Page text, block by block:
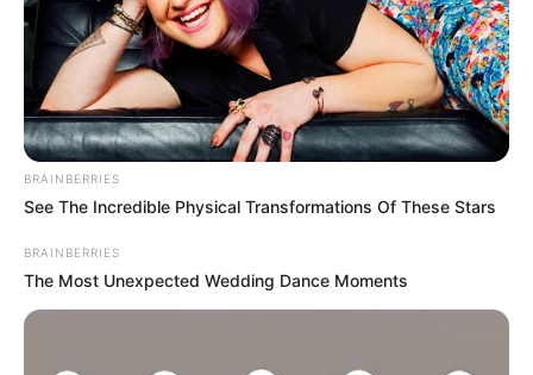
BRAINBERRIES
See The Incredible Physical Transformations Of These Stars
BRAINBERRIES
The Most Unexpected Wedding Dance Moments